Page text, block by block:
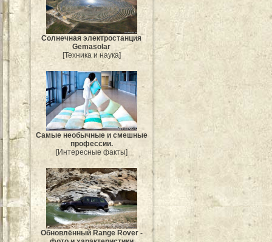
Солнечная электростанция
Gemasolar
[Техника и наука]
Самые необычные и смешные
профессии.
[Интересные факты]
Обновлённый Range Rover -